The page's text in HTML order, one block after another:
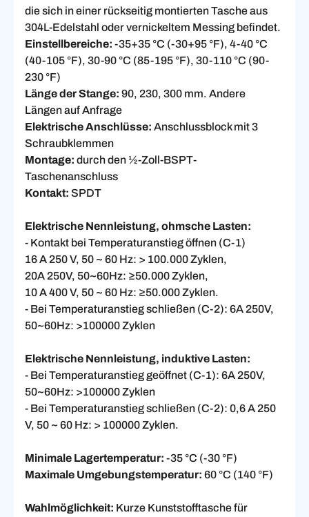
die sich in einer rückseitig montierten Tasche aus
304L-Edelstahl oder vernickeltem Messing befindet.
Einstellbereiche: -35+35 °C (-30+95 °F), 4-40 °C
(40-105 °F), 30-90 °C (85-195 °F), 30-110 °C (90-
230 °F)
Länge der Stange: 90, 230, 300 mm. Andere
Längen auf Anfrage
Elektrische Anschlüsse: Anschlussblock mit 3
Schraubklemmen
Montage: durch den ½-Zoll-BSPT-
Taschenanschluss
Kontakt: SPDT
Elektrische Nennleistung, ohmsche Lasten:
- Kontakt bei Temperaturanstieg öffnen (C-1)
16 A 250 V, 50 ~ 60 Hz: > 100.000 Zyklen,
20A 250V, 50~60Hz: ≥50.000 Zyklen,
10 A 400 V, 50 ~ 60 Hz: ≥50.000 Zyklen.
- Bei Temperaturanstieg schließen (C-2): 6A 250V,
50~60Hz: >100000 Zyklen
Elektrische Nennleistung, induktive Lasten:
- Bei Temperaturanstieg geöffnet (C-1): 6A 250V,
50~60Hz: >100000 Zyklen
- Bei Temperaturanstieg schließen (C-2): 0,6 A 250
V, 50 ~ 60 Hz: > 100000 Zyklen.
Minimale Lagertemperatur: -35 °C (-30 °F)
Maximale Umgebungstemperatur: 60 °C (140 °F)
Wahlmöglichkeit: Kurze Kunststofftasche für